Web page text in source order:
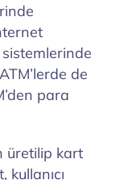
de
para
üretilip kart